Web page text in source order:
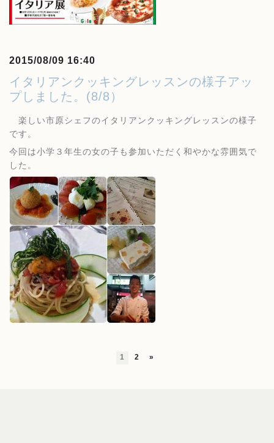
2015/08/09 16:40
イタリアンクッキングレッスンの様子アッ
プしました。(8/8）
楽しい市原シェフのイタリアンクッキングレッスンの様子
です。
今回は小学３年生の女の子も参加いただく和やかな雰囲気で
した。
1 2 »